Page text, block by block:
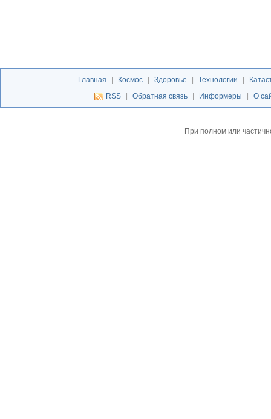
Главная Космос Здоровье Технологии
RSS
Обратная связь Информеры О
При полном или